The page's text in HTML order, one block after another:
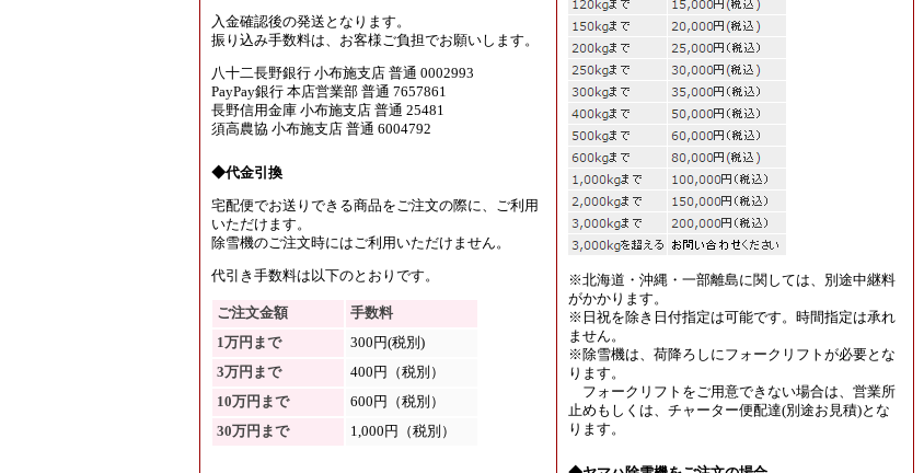
入金確認後の発送となります。
振り込み手数料は、お客様ご負担でお願いします。
八十二長野銀行 小布施支店 普通 0002993
PayPay銀行 本店営業部 普通 7657861
長野信用金庫 小布施支店 普通 25481
須高農協 小布施支店 普通 6004792
◆代金引換
宅配便でお送りできる商品をご注文の際に、ご利用
いただけます。
除雪機のご注文時にはご利用いただけません。
代引き手数料は以下のとおりです。
ご注文金額
手数料
1万円まで
300円(税別)
3万円まで
400円（税別）
10万円まで
600円（税別）
30万円まで
1,000円（税別）
※北海道・沖縄・一部離島に関しては、別途中継料
がかかります。
※日祝を除き日付指定は可能です。時間指定は承れ
ません。
※除雪機は、荷降ろしにフォークリフトが必要とな
ります。
フォークリフトをご用意できない場合は、営業所
止めもしくは、チャーター便配達(別途お見積)とな
ります。